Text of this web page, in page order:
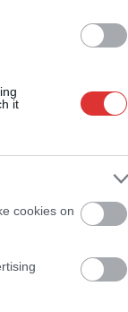
it
cookies on
Ilyen,